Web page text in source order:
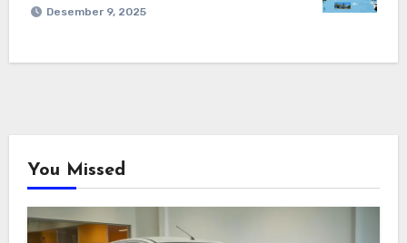
Desember 9, 2025
You Missed